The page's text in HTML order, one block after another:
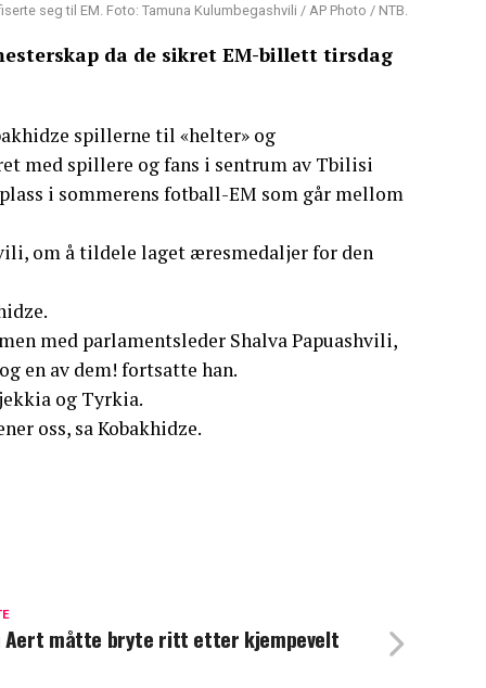
seg til EM. Foto: Tamuna Kulumbegashvili / AP Photo / NTB.
da de sikret EM-billett tirsdag
spillerne til «helter» og
med spillere og fans i sentrum av Tbilisi
i sommerens fotball-EM som går mellom
om å tildele laget æresmedaljer for den
med parlamentsleder Shalva Papuashvili,
en av dem! fortsatte han.
og Tyrkia.
oss, sa Kobakhidze.
Aert måtte bryte ritt etter kjempevelt